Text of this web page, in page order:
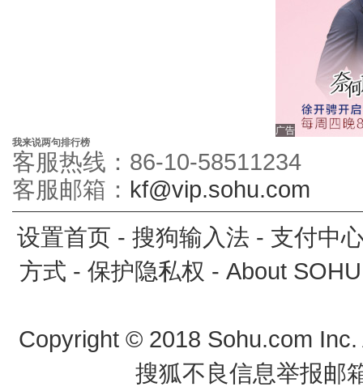
广告
我来说两句排行榜
客服热线：86-10-58511234
客服邮箱： kf@vip.sohu.com
设置首页 - 搜狗输入法 - 支付中
方式 - 保护隐私权 - About SOHU
Copyright © 2018 Sohu.com
搜狐不良信息举报邮